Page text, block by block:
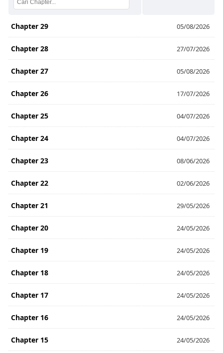
Chapter 29 05/08/2026
Chapter 28 27/07/2026
Chapter 27 05/08/2026
Chapter 26 17/07/2026
Chapter 25 04/07/2026
Chapter 24 04/07/2026
Chapter 23 08/06/2026
Chapter 22 02/06/2026
Chapter 21 29/05/2026
Chapter 20 24/05/2026
Chapter 19 24/05/2026
Chapter 18 24/05/2026
Chapter 17 24/05/2026
Chapter 16 24/05/2026
Chapter 15 24/05/2026